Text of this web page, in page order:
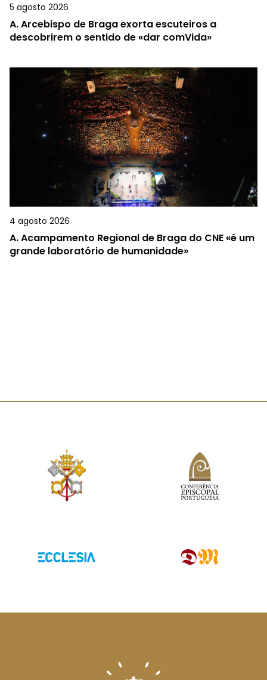
5 agosto 2026
A.Arcebispo de Braga exorta escuteiros a
descobrirem o sentido de «dar comVida»
4 agosto 2026
A.Acampamento Regional de Braga do CNE «é um
grande laboratório de humanidade»